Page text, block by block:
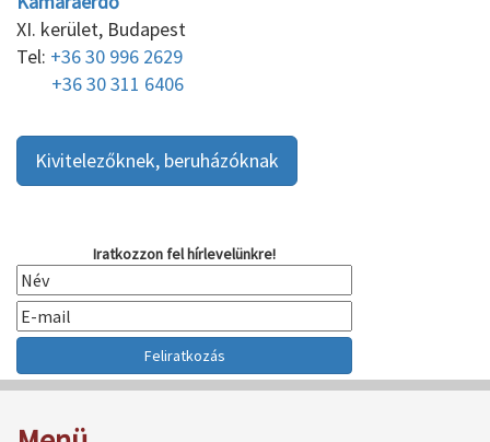
XI. kerület, Budapest
Tel: +36 30 996 2629
+36 30 311 6406
Kivitelezőknek, beruházóknak
Iratkozzon fel hírlevelünkre!